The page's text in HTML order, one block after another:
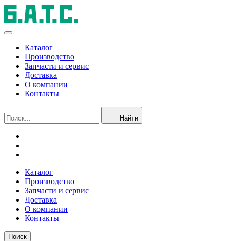
Каталог
Производство
Запчасти и сервис
Доставка
О компании
Контакты
Найти
Каталог
Производство
Запчасти и сервис
Доставка
О компании
Контакты
Поиск